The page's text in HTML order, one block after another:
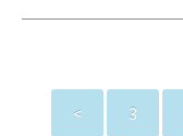
< 3